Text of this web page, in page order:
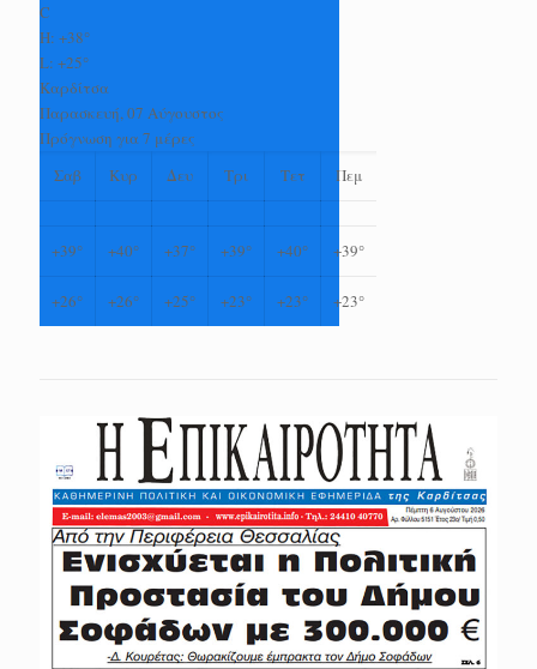
C
H: +38°
L: +25°
Καρδίτσα
Παρασκευή, 07 Αύγουστος
Πρόγνωση για 7 μέρες
Σαβ
Κυρ Δευ Τρι Τετ Πεμ
+39° +40° +37° +39° +40° +39°
+26° +26° +25° +23° +23° +23°